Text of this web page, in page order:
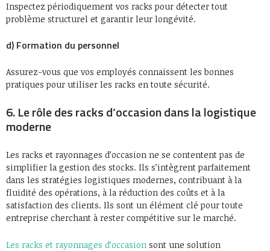
Inspectez périodiquement vos racks pour détecter tout
problème structurel et garantir leur longévité.
d) Formation du personnel
Assurez-vous que vos employés connaissent les bonnes
pratiques pour utiliser les racks en toute sécurité.
6. Le rôle des racks d’occasion dans la logistique
moderne
Les racks et rayonnages d’occasion ne se contentent pas de
simplifier la gestion des stocks. Ils s’intègrent parfaitement
dans les stratégies logistiques modernes, contribuant à la
fluidité des opérations, à la réduction des coûts et à la
satisfaction des clients. Ils sont un élément clé pour toute
entreprise cherchant à rester compétitive sur le marché.
Les racks et rayonnages d’occasion sont une solution